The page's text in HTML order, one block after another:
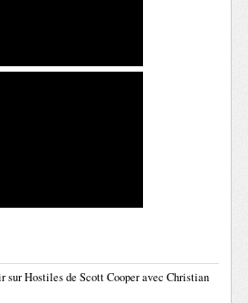
sur Hostiles de Scott Cooper avec Christian